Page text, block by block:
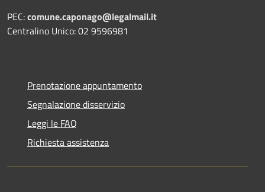
PEC:comune.caponago@legalmail.it
Centralino Unico: 02 9596981
Prenotazione appuntamento
Segnalazione disservizio
Leggi le FAQ
Richiesta assistenza